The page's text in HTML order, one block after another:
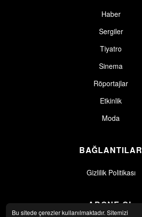
Haber
Sergiler
Tiyatro
Sinema
Röportajlar
Etkinlik
Moda
BAĞLANTILAR
Gizlilik Politikası
ABONE OL
Bu sitede çerezler kullanılmaktadır. Sitemizi